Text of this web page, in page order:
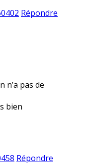
Répondre
n’a pas de
bien
Répondre